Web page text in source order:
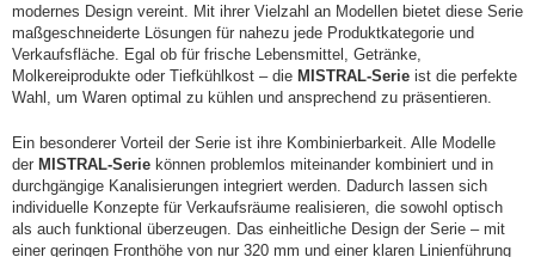
modernes Design vereint. Mit ihrer Vielzahl an Modellen bietet diese Serie
maßgeschneiderte Lösungen für nahezu jede Produktkategorie und
Verkaufsfläche. Egal ob für frische Lebensmittel, Getränke,
Molkereiprodukte oder Tiefkühlkost – die MISTRAL-Serie ist die perfekte
Wahl, um Waren optimal zu kühlen und ansprechend zu präsentieren.
Ein besonderer Vorteil der Serie ist ihre Kombinierbarkeit. Alle Modelle
der MISTRAL-Serie können problemlos miteinander kombiniert und in
durchgängige Kanalisierungen integriert werden. Dadurch lassen sich
individuelle Konzepte für Verkaufsräume realisieren, die sowohl optisch
als auch funktional überzeugen. Das einheitliche Design der Serie – mit
einer geringen Fronthöhe von nur 320 mm und einer klaren Linienführung